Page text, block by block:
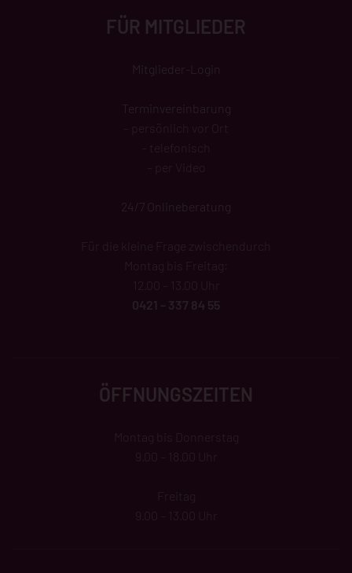
FÜR MITGLIEDER
Mitglieder-Login
Terminvereinbarung
– per Video
24/7 Onlineberatung
Für die kleine Frage zwischendurch
Montag bis Freitag:
0421 – 337 84 55
ÖFFNUNGSZEITEN
Montag bis Donnerstag
9.00 – 18.00 Uhr
Freitag
9.00 – 13.00 Uhr